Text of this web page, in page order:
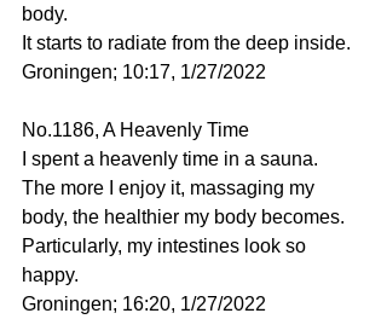
body.
It starts to radiate from the deep inside.
Groningen; 10:17, 1/27/2022
No.1186, A Heavenly Time
I spent a heavenly time in a sauna.
The more I enjoy it, massaging my
body, the healthier my body becomes.
Particularly, my intestines look so
happy.
Groningen; 16:20, 1/27/2022